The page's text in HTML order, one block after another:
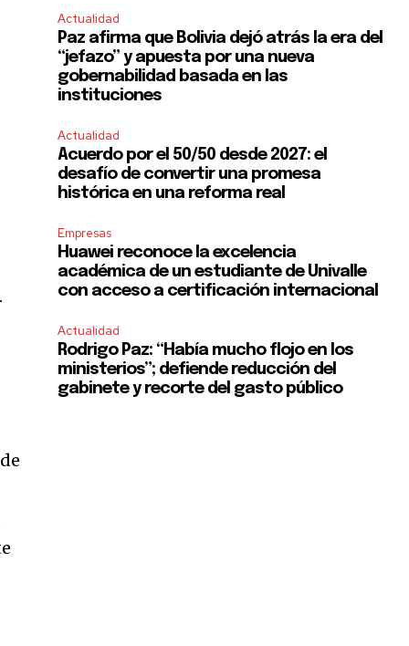
Actualidad
Paz afirma que Bolivia dejó atrás la era del
“jefazo” y apuesta por una nueva
gobernabilidad basada en las
instituciones
Actualidad
Acuerdo por el 50/50 desde 2027: el
desafío de convertir una promesa
histórica en una reforma real
Empresas
Huawei reconoce la excelencia
académica de un estudiante de Univalle
con acceso a certificación internacional
Actualidad
Rodrigo Paz: “Había mucho flojo en los
ministerios”; defiende reducción del
gabinete y recorte del gasto público